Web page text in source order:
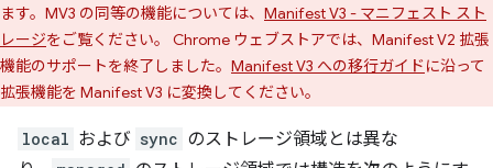
ます。MV3 の同等の機能については、 Manifest V3 - マニフェスト スト
レージをご覧ください。 Chrome ウェブストアでは、Manifest V2 拡張
機能のサポートを終了しました。 Manifest V3 への移行ガイドに沿って
拡張機能を Manifest V3 に変換してください。
local および sync のストレージ領域とは異な